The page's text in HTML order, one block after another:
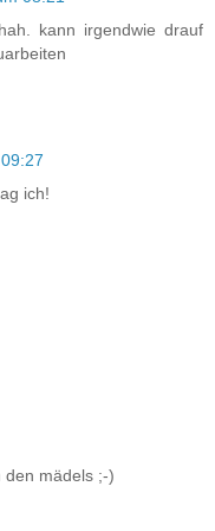
kann irgendwie drauf
ich!
den mädels ;-)